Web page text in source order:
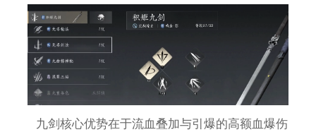
九剑核心优势在于流血叠加与引爆的高额血爆伤